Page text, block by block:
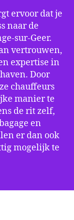
ervoor dat je
naar de
sur-Geer.
vertrouwen,
expertise in
Door
chauffeurs
manier te
de rit zelf,
en
er dan ook
mogelijk te